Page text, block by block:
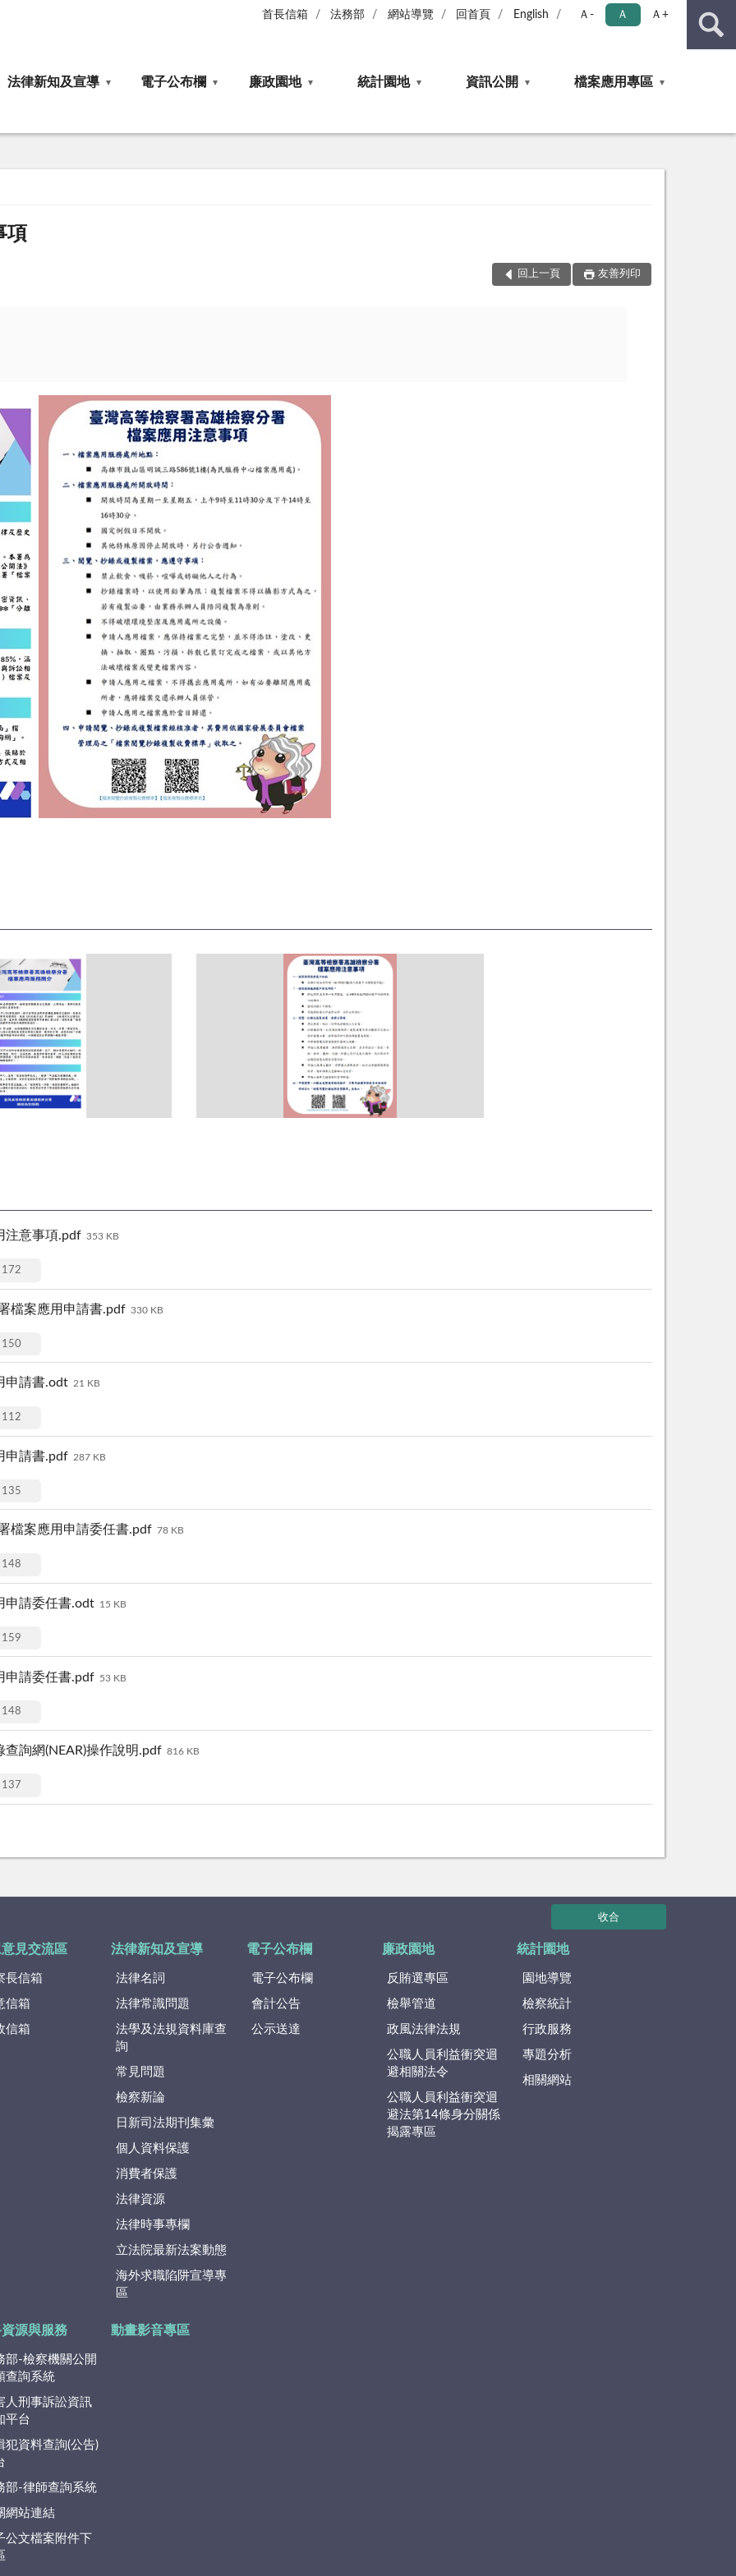
首長信箱 法務部 網站導覽 回首頁 English Ａ- Ａ Ａ+
法律新知及宣導 電子公布欄 廉政園地 統計園地 資訊公開 檔案應用專區
項
回上一頁 友善列印
注意事項.pdf 353 KB
172
檔案應用申請書.pdf 330 KB
150
申請書.odt 21 KB
112
申請書.pdf 287 KB
135
檔案應用申請委任書.pdf 78 KB
148
申請委任書.odt 15 KB
159
申請委任書.pdf 53 KB
148
詢網(NEAR)操作說明.pdf 816 KB
137
收合
見交流區
長信箱
信箱
信箱
法律新知及宣導
法律名詞
法律常識問題
法學及法規資料庫查
詢
常見問題
檢察新論
日新司法期刊集彙
個人資料保護
消費者保護
法律資源
法律時事專欄
立法院最新法案動態
海外求職陷阱宣導專
區
電子公布欄
電子公布欄
會計公告
公示送達
廉政園地
反賄選專區
檢舉管道
政風法律法規
公職人員利益衝突迴
避相關法令
公職人員利益衝突迴
避法第14條身分關係
揭露專區
統計園地
園地導覽
檢察統計
行政服務
專題分析
相關網站
源與服務
部-檢察機關公開
查詢系統
人刑事訴訟資訊
平台
犯資料查詢(公告)
部-律師查詢系統
網站連結
公文檔案附件下
動畫影音專區